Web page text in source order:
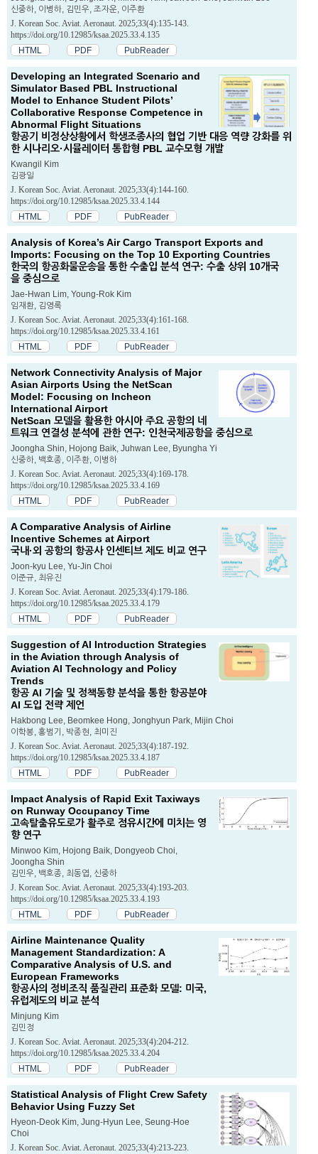
신중하, 이병하, 김민우, 조자운, 이주환
J. Korean Soc. Aviat. Aeronaut. 2025;33(4):135-143.
https://doi.org/10.12985/ksaa.2025.33.4.135
HTML
PDF PubReader
Developing an Integrated Scenario and
Simulator Based PBL Instructional
Model to Enhance Student Pilots’
Collaborative Response Competence in
Abnormal Flight Situations
항공기 비정상상황에서 학생조종사의 협업 기반 대응 역량 강화를 위
한 시나리오·시뮬레이터 통합형 PBL 교수모형 개발
Kwangil Kim
김광일
J. Korean Soc. Aviat. Aeronaut. 2025;33(4):144-160.
https://doi.org/10.12985/ksaa.2025.33.4.144
HTML
PDF PubReader
Analysis of Korea’s Air Cargo Transport Exports and
Imports: Focusing on the Top 10 Exporting Countries
한국의 항공화물운송을 통한 수출입 분석 연구: 수출 상위 10개국
을 중심으로
Jae-Hwan Lim, Young-Rok Kim
임재환, 김영록
J. Korean Soc. Aviat. Aeronaut. 2025;33(4):161-168.
https://doi.org/10.12985/ksaa.2025.33.4.161
HTML
PDF PubReader
Network Connectivity Analysis of Major
Asian Airports Using the NetScan
Model: Focusing on Incheon
International Airport
NetScan 모델을 활용한 아시아 주요 공항의 네
트워크 연결성 분석에 관한 연구: 인천국제공항을 중심으로
Joongha Shin, Hojong Baik, Juhwan Lee, Byungha Yi
신중하, 백호종, 이주환, 이병하
J. Korean Soc. Aviat. Aeronaut. 2025;33(4):169-178.
https://doi.org/10.12985/ksaa.2025.33.4.169
HTML
PDF PubReader
A Comparative Analysis of Airline
Incentive Schemes at Airport
국내·외 공항의 항공사 인센티브 제도 비교 연구
Joon-kyu Lee, Yu-Jin Choi
이준규, 최유진
J. Korean Soc. Aviat. Aeronaut. 2025;33(4):179-186.
https://doi.org/10.12985/ksaa.2025.33.4.179
HTML
PDF PubReader
Suggestion of AI Introduction Strategies
in the Aviation through Analysis of
Aviation AI Technology and Policy
Trends
항공 AI 기술 및 정책동향 분석을 통한 항공분야
AI 도입 전략 제언
Hakbong Lee, Beomkee Hong, Jonghyun Park, Mijin Choi
이학봉, 홍범기, 박종현, 최미진
J. Korean Soc. Aviat. Aeronaut. 2025;33(4):187-192.
https://doi.org/10.12985/ksaa.2025.33.4.187
HTML
PDF PubReader
Impact Analysis of Rapid Exit Taxiways
on Runway Occupancy Time
고속탈출유도로가 활주로 점유시간에 미치는 영
향 연구
Minwoo Kim, Hojong Baik, Dongyeob Choi,
Joongha Shin
김민우, 백호종, 최동엽, 신중하
J. Korean Soc. Aviat. Aeronaut. 2025;33(4):193-203.
https://doi.org/10.12985/ksaa.2025.33.4.193
HTML
PDF PubReader
Airline Maintenance Quality
Management Standardization: A
Comparative Analysis of U.S. and
European Frameworks
항공사의 정비조직 품질관리 표준화 모델: 미국,
유럽제도의 비교 분석
Minjung Kim
김민정
J. Korean Soc. Aviat. Aeronaut. 2025;33(4):204-212.
https://doi.org/10.12985/ksaa.2025.33.4.204
HTML
PDF PubReader
Statistical Analysis of Flight Crew Safety
Behavior Using Fuzzy Set
Hyeon-Deok Kim, Jung-Hyun Lee, Seung-Hoe
Choi
J. Korean Soc. Aviat. Aeronaut. 2025;33(4):213-223.